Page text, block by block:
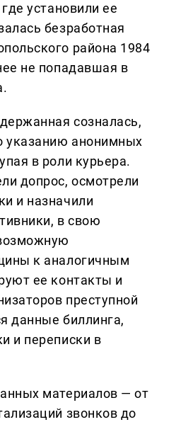
установили ее
безработная
района 1984
не попадавшая в
созналась,
указанию анонимных
в роли курьера.
допрос, осмотрели
и назначили
в свою
к аналогичным
ее контакты и
преступной
данные биллинга,
и переписки в
материалов — от
звонков до